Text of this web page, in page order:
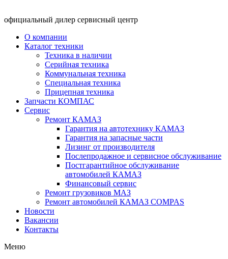
официальный дилер сервисный центр
О компании
Каталог техники
Техника в наличии
Серийная техника
Коммунальная техника
Специальная техника
Прицепная техника
Запчасти КОМПАС
Сервис
Ремонт КАМАЗ
Гарантия на автотехнику КАМАЗ
Гарантия на запасные части
Лизинг от производителя
Послепродажное и сервисное обслуживание
Постгарантийное обслуживание
автомобилей КАМАЗ
Финансовый сервис
Ремонт грузовиков МАЗ
Ремонт автомобилей КАМАЗ COMPAS
Новости
Вакансии
Контакты
Меню